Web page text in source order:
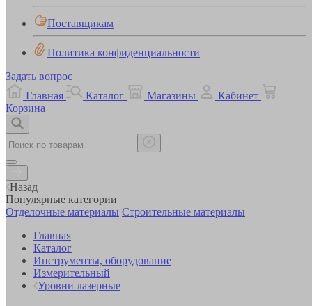
Поставщикам
Политика конфиденциальности
Задать вопрос
Главная
Каталог Магазины
Кабинет
Корзина
Назад
Популярные категории
Отделочные материалы Строительные материалы
Главная
Каталог
Инструменты, оборудование
Измерительный
Уровни лазерные